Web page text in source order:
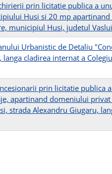
prin licitatie publica a
Husi si 20 mp
municipiul Husi, judetul Vaslui
Urbanistic de Detaliu
cladirea internat a
prin licitatie publica
apartinand domeniului
strada Alexandru Giugaru,